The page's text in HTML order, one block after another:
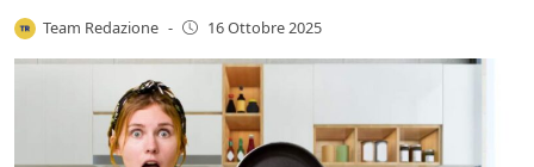
Team Redazione - 16 Ottobre 2025